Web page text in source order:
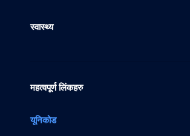
स्वास्थ्य
महत्वपूर्ण लिंकहरु
यूनिकोड